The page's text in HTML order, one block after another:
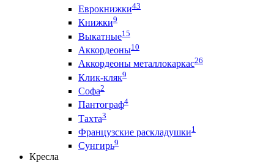
Еврокнижки43
Книжки9
Выкатные15
Аккордеоны10
Аккордеоны металлокаркас26
Клик-кляк9
Софа2
Пантограф4
Тахта3
Французские раскладушки1
Сунгирь9
Кресла